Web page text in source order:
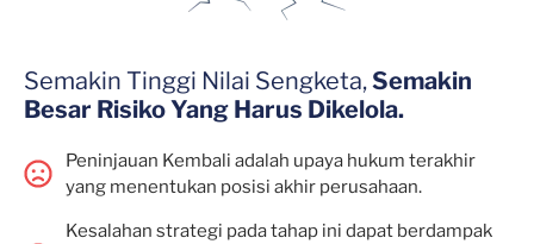
Semakin Tinggi Nilai Sengketa,Semakin
Besar Risiko Yang Harus Dikelola.
Peninjauan Kembali adalah upaya hukum terakhir
yang menentukan posisi akhir perusahaan.
Kesalahan strategi pada tahap ini dapat berdampak